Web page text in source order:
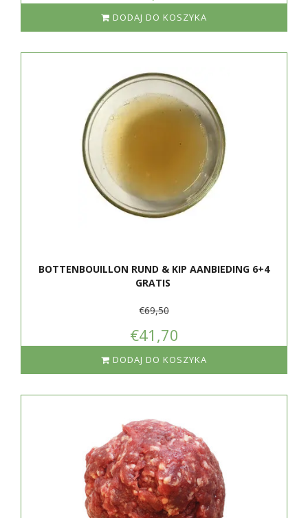
DODAJ DO KOSZYKA
BOTTENBOUILLON RUND & KIP AANBIEDING 6+4
GRATIS
€69,50
€41,70
DODAJ DO KOSZYKA